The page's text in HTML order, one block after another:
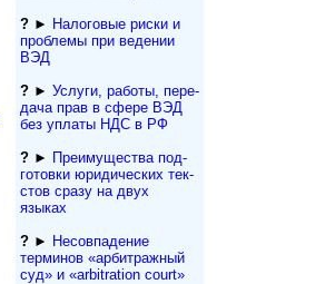
?► Налоговые риски и
проблемы при ведении
ВЭД
?► Услуги, работы, пе­ре­
да­ча прав в сфере ВЭД
без уплаты НДС в РФ
?► Преимущества под­
гото­вки юри­ди­чес­ких тек­
с­тов сразу на двух
языках
?► Несовпадение
терминов «арбитражный
суд» и «arbitration court»